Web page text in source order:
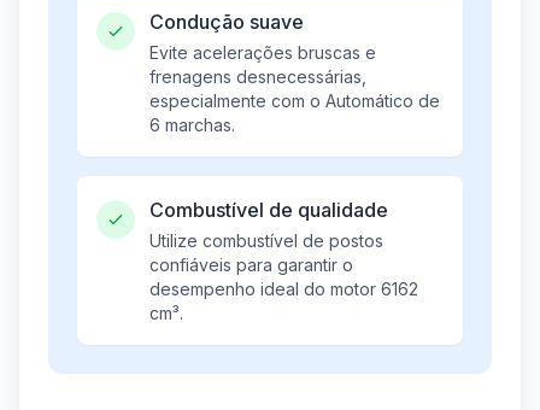
Condução suave
Evite acelerações bruscas e
frenagens desnecessárias,
especialmente com o Automático de
6 marchas.
Combustível de qualidade
Utilize combustível de postos
confiáveis para garantir o
desempenho ideal do motor 6162
cm³.